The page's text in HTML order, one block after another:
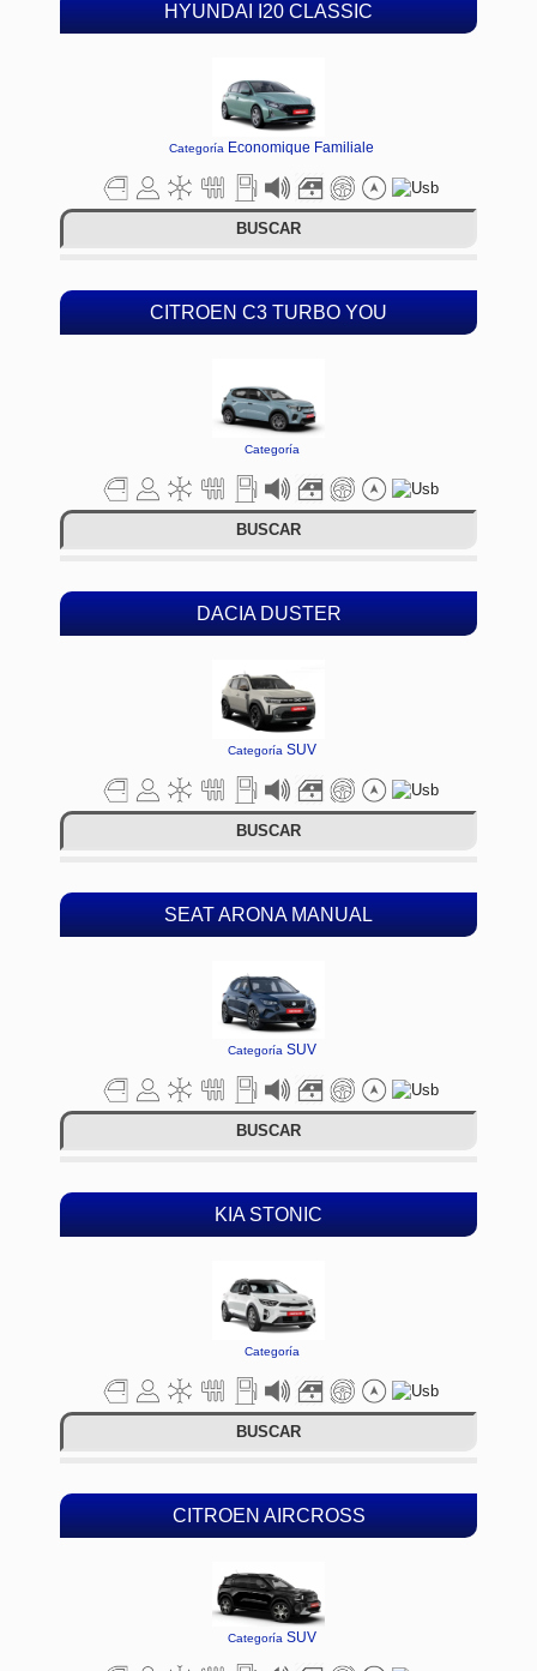
HYUNDAI I20 CLASSIC
Categoría Economique Familiale
BUSCAR
CITROEN C3 TURBO YOU
Categoría
BUSCAR
DACIA DUSTER
Categoría SUV
BUSCAR
SEAT ARONA MANUAL
Categoría SUV
BUSCAR
KIA STONIC
Categoría
BUSCAR
CITROEN AIRCROSS
Categoría SUV